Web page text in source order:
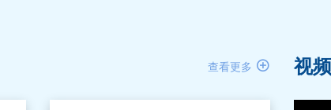
查看更多  视